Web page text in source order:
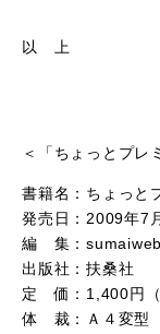
以 上
＜「ちょっとプレ
書籍名：ちょっと
発売日：2009年7
編 集：
出版社：扶桑社
定 価：1,400円（
体 裁：Ａ４変型